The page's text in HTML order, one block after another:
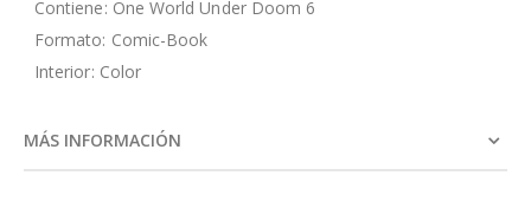
Contiene: One World Under Doom 6
Formato: Comic-Book
Interior: Color
MÁS INFORMACIÓN